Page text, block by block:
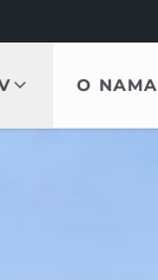
O NAMA